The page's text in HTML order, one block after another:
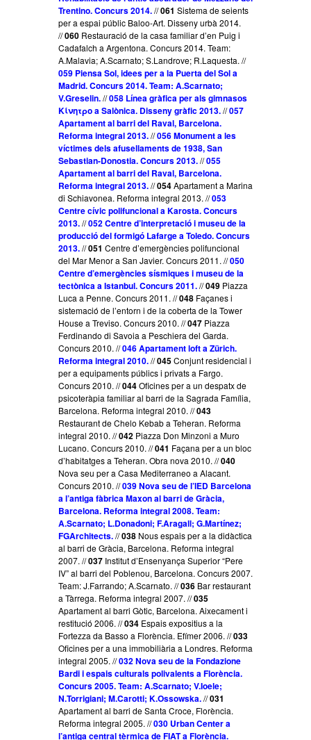
Trentino. Concurs 2014.//061 Sistema de seients
per a espai públic Baloo-Art. Disseny urbà 2014.
//060 Restauració de la casa familiar d’en Puig i
Cadafalch a Argentona. Concurs 2014. Team:
A.Malavia; A.Scarnato; S.Landrove; R.Laquesta. //
059 Piensa Sol, idees per a la Puerta del Sol a
Madrid. Concurs 2014. Team: A.Scarnato;
V.Greselin.//058 Línea gràfica per als gimnasos
Κίνητρο a Salònica. Disseny gràfic 2013.//057
Apartament al barri del Raval, Barcelona.
Reforma integral 2013.//056 Monument a les
víctimes dels afusellaments de 1938, San
Sebastian-Donostia. Concurs 2013.//055
Apartament al barri del Raval, Barcelona.
Reforma integral 2013.//054Apartament a Marina
di Schiavonea. Reforma integral 2013. //053
Centre cívic polifuncional a Karosta. Concurs
2013.//052 Centre d’interpretació i museu de la
producció del formigó Lafarge a Toledo. Concurs
2013.//051 Centre d’emergències polifuncional
del Mar Menor a San Javier. Concurs 2011. //050
Centre d’emergències sísmiques i museu de la
tectònica a Istanbul. Concurs 2011.//049 Piazza
Luca a Penne. Concurs 2011. //048 Façanes i
sistemació de l’entorn i de la coberta de la Tower
House a Treviso. Concurs 2010. //047 Piazza
Ferdinando di Savoia a Peschiera del Garda.
Concurs 2010. //046 Apartament loft a Zürich.
Reforma integral 2010.//045Conjunt residencial i
per a equipaments públics i privats a Fargo.
Concurs 2010. //044Oficines per a un despatx de
psicoteràpia familiar al barri de la Sagrada Família,
Barcelona. Reforma integral 2010. //043
Restaurant de Chelo Kebab a Teheran. Reforma
integral 2010. //042 Piazza Don Minzoni a Muro
Lucano. Concurs 2010. //041 Façana per a un bloc
d’habitatges a Teheran. Obra nova 2010. //040
Nova seu per a Casa Mediterraneo a Alacant.
Concurs 2010. //039 Nova seu de l’IED Barcelona
a l’antiga fàbrica Maxon al barri de Gràcia,
Barcelona. Reforma integral 2008. Team:
A.Scarnato; L.Donadoni; F.Aragall; G.Martínez;
FGArchitects.//038 Nous espais per a la didàctica
al barri de Gràcia, Barcelona. Reforma integral
2007. //037 Institut d’Ensenyança Superior “Pere
IV” al barri del Poblenou, Barcelona. Concurs 2007.
Team: J.Farrando; A.Scarnato. //036 Bar restaurant
a Tàrrega. Reforma integral 2007. //035
Apartament al barri Gòtic, Barcelona. Aixecament i
restitució 2006. //034 Espais expositius a la
Fortezza da Basso a Florència. Efímer 2006. //033
Oficines per a una immobiliària a Londres. Reforma
integral 2005. //032 Nova seu de la Fondazione
Bardi i espais culturals polivalents a Florència.
Concurs 2005. Team: A.Scarnato; V.Ioele;
N.Torrigiani; M.Carotti; K.Ossowska.//031
Apartament al barri de Santa Croce, Florència.
Reforma integral 2005. //030 Urban Center a
l’antiga central tèrmica de FIAT a Florència.